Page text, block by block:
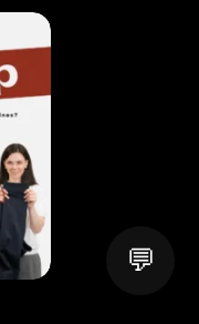
💬